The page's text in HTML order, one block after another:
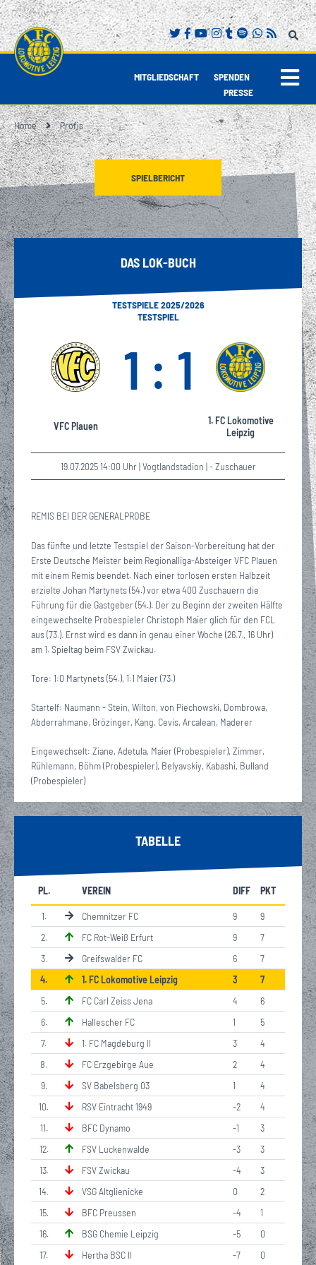
MITGLIEDSCHAFT| SPENDEN |
PRESSE
IN TIEFER TRAUER UM BERND LANG.
"MIT GUTER LAUNE UND VIEL
SELBSTBEWUSSTSEIN"
FANINFOS FÜR SAMSTAG!
Home Profis
SPIELBERICHT
DAS LOK-BUCH
TESTSPIELE 2025/2026
TESTSPIEL
1 : 1
VFC Plauen
1. FC Lokomotive
Leipzig
19.07.2025 14:00 Uhr | Vogtlandstadion | - Zuschauer
REMIS BEI DER GENERALPROBE
Das fünfte und letzte Testspiel der Saison-Vorbereitung hat der
Erste Deutsche Meister beim Regionalliga-Absteiger VFC Plauen
mit einem Remis beendet. Nach einer torlosen ersten Halbzeit
erzielte Johan Martynets (54.) vor etwa 400 Zuschauern die
Führung für die Gastgeber (54.). Der zu Beginn der zweiten Hälfte
eingewechselte Probespieler Christoph Maier glich für den FCL
aus (73.). Ernst wird es dann in genau einer Woche (26.7., 16 Uhr)
am 1. Spieltag beim FSV Zwickau.
Tore: 1:0 Martynets (54.), 1:1 Maier (73.)
Startelf: Naumann - Stein, Wilton, von Piechowski, Dombrowa,
Abderrahmane, Grözinger, Kang, Cevis, Arcalean, Maderer
Eingewechselt: Ziane, Adetula, Maier (Probespieler), Zimmer,
Rühlemann, Böhm (Probespieler), Belyavskiy, Kabashi, Bulland
(Probespieler)
TABELLE
PL. VEREIN DIFF PKT
1. Chemnitzer FC 9
9
2. FC Rot-Weiß Erfurt 9
7
3. Greifswalder FC 6
7
4. 1. FC Lokomotive Leipzig 3
7
5. FC Carl Zeiss Jena 4
6
6. Hallescher FC 1
5
7. 1. FC Magdeburg II 3
4
8. FC Erzgebirge Aue 2
4
9. SV Babelsberg 03 1
4
10. RSV Eintracht 1949 -2
4
11. BFC Dynamo -1
3
12. FSV Luckenwalde -3
3
13. FSV Zwickau -4
3
14. VSG Altglienicke 0
2
15. BFC Preussen -4
1
16. BSG Chemie Leipzig -5
0
17. Hertha BSC II -7 0